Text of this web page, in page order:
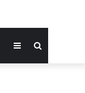
Sidebar